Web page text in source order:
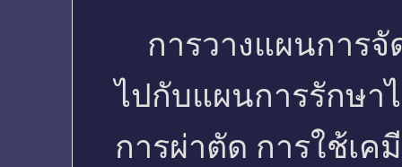
การวางแผนการจั
ไปกับแผนการรักษา
การผ่าตัด การใช้เค